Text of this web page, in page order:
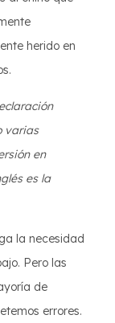
herido en
varias
en
es la
la necesidad
Pero las
de
errores.